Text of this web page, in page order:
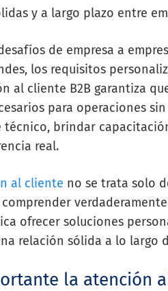
y a largo plazo entre
de empresa a
los requisitos
al cliente B2B garantiza
para operaciones
brindar
real.
al cliente no se trata solo
ofrecer soluciones
relación sólida a lo largo
la atención